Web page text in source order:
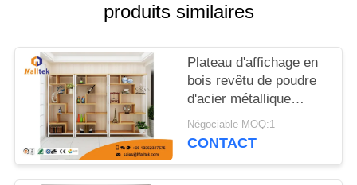
DEMANDEZ
UNE
CITATION
PLAN
DU
SITE
produits similaires
Plateau d'affichage en
bois revêtu de poudre
d'acier métallique
réglable en hauteur
pour les pièces de
Négociable MOQ:1
CONTACT